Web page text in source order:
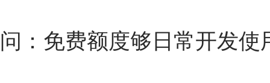
问：免费额度够日常开发使